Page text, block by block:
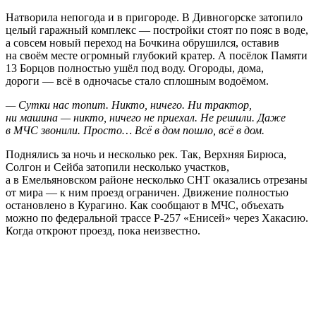
Натворила непогода и в пригороде. В Дивногорске затопило
целый гаражный комплекс — постройки стоят по пояс в воде,
а совсем новый переход на Бочкина обрушился, оставив
на своём месте огромный глубокий кратер. А посёлок Памяти
13 Борцов полностью ушёл под воду. Огороды, дома,
дороги — всё в одночасье стало сплошным водоёмом.
— Сутки нас топит. Никто, ничего. Ни трактор,
ни машина — никто, ничего не приехал. Не решили. Даже
в МЧС звонили. Просто… Всё в дом пошло, всё в дом.
Поднялись за ночь и несколько рек. Так, Верхняя Бирюса,
Солгон и Сейба затопили несколько участков,
а в Емельяновском районе несколько СНТ оказались отрезаны
от мира — к ним проезд ограничен. Движение полностью
остановлено в Курагино. Как сообщают в МЧС, объехать
можно по федеральной трассе Р-257 «Енисей» через Хакасию.
Когда откроют проезд, пока неизвестно.